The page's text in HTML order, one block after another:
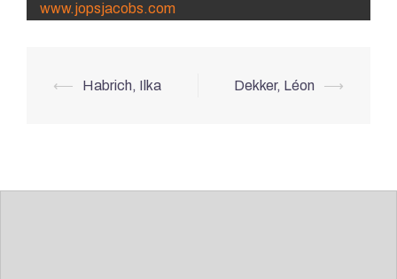
www.jopsjacobs.com
Beitrags-
⟵ Habrich, Ilka Dekker, Léon ⟶